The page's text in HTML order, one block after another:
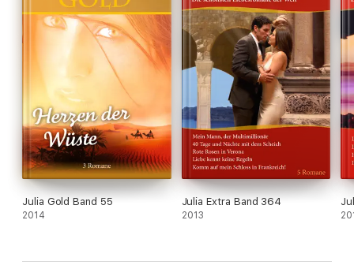
Julia Gold Band 55
2014
Julia Extra Band 364
2013